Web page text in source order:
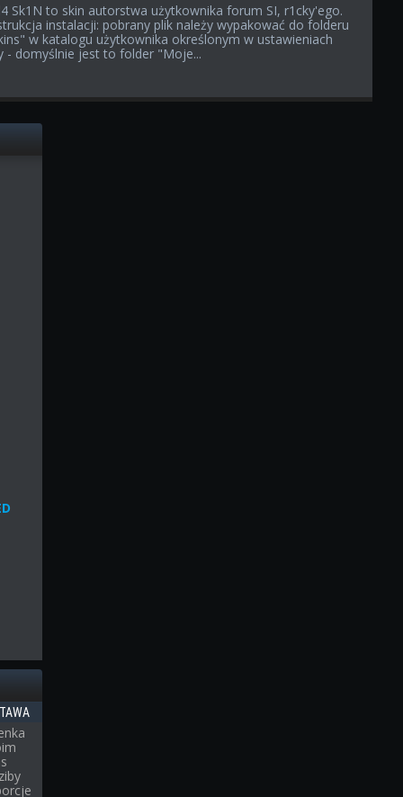
Sk1N to skin autorstwa użytkownika forum SI, r1cky'ego.
instalacji: pobrany plik należy wypakować do folderu
w katalogu użytkownika określonym w ustawieniach
- domyślnie jest to folder "Moje...